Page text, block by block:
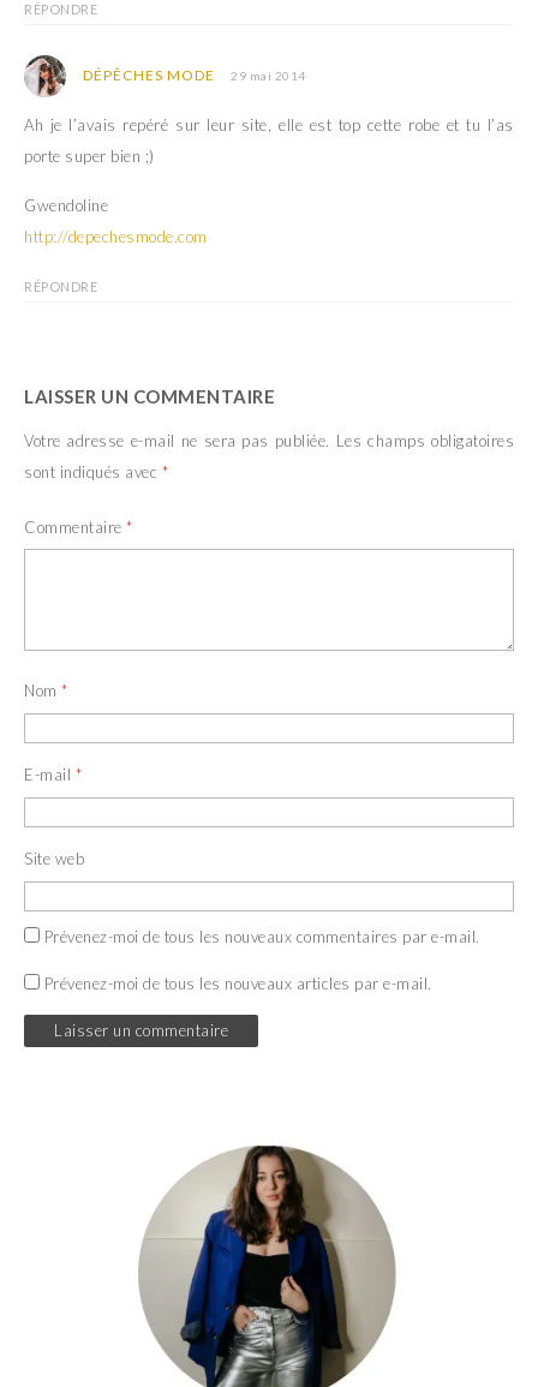
RÉPONDRE
DÉPÊCHES MODE 29 mai 2014
Ah je l’avais repéré sur leur site, elle est top cette robe et tu l’as
porte super bien ;)
Gwendoline
http://depechesmode.com
RÉPONDRE
LAISSER UN COMMENTAIRE
Votre adresse e-mail ne sera pas publiée. Les champs obligatoires
sont indiqués avec *
Commentaire *
Nom *
E-mail *
Site web
Prévenez-moi de tous les nouveaux commentaires par e-mail.
Prévenez-moi de tous les nouveaux articles par e-mail.